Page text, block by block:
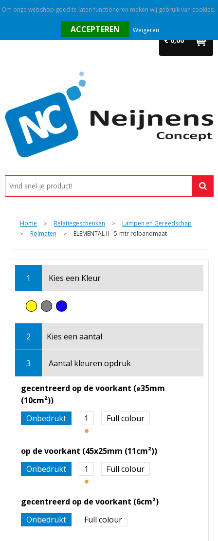
€ 0,00
Promotietextiel
Tassen
Alle categorieën
Custom made
Home > Relatiegeschenken > Lampen en Gereedschap
> Rolmaten > ELEMENTAL II - 5-mtr rolbandmaat
1 Kies een Kleur
2 Kies een aantal
3 Aantal kleuren opdruk
gecentreerd op de voorkant (⌀35mm
(10cm²))
Onbedrukt
1 Full colour
op de voorkant (45x25mm (11cm²))
Onbedrukt
1 Full colour
gecentreerd op de voorkant (6cm²)
Onbedrukt
Full colour
Om onze webshop goed te laten functioneren maken wij gebruik van cookies.
Weigeren